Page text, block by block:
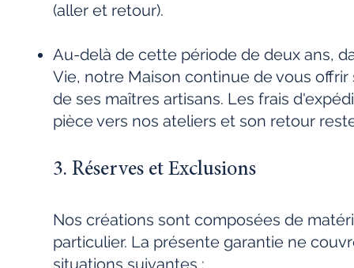
(aller et retour).
Au-delà de cette période de deux ans,
Vie, notre Maison continue de vous
de ses maîtres artisans. Les frais
pièce vers nos ateliers et son retour
3. Réserves et Exclusions
Nos créations sont composées de
particulier. La présente garantie ne
situations suivantes :